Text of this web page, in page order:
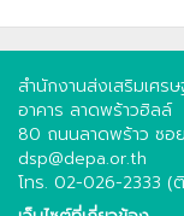
สำนักงานส่งเสริมเศ
อาคาร ลาดพร้าวฮิลล์
80 ถนนลาดพร้าว ซอ
dsp@depa.or.th
โทร. 02-026-2333 (